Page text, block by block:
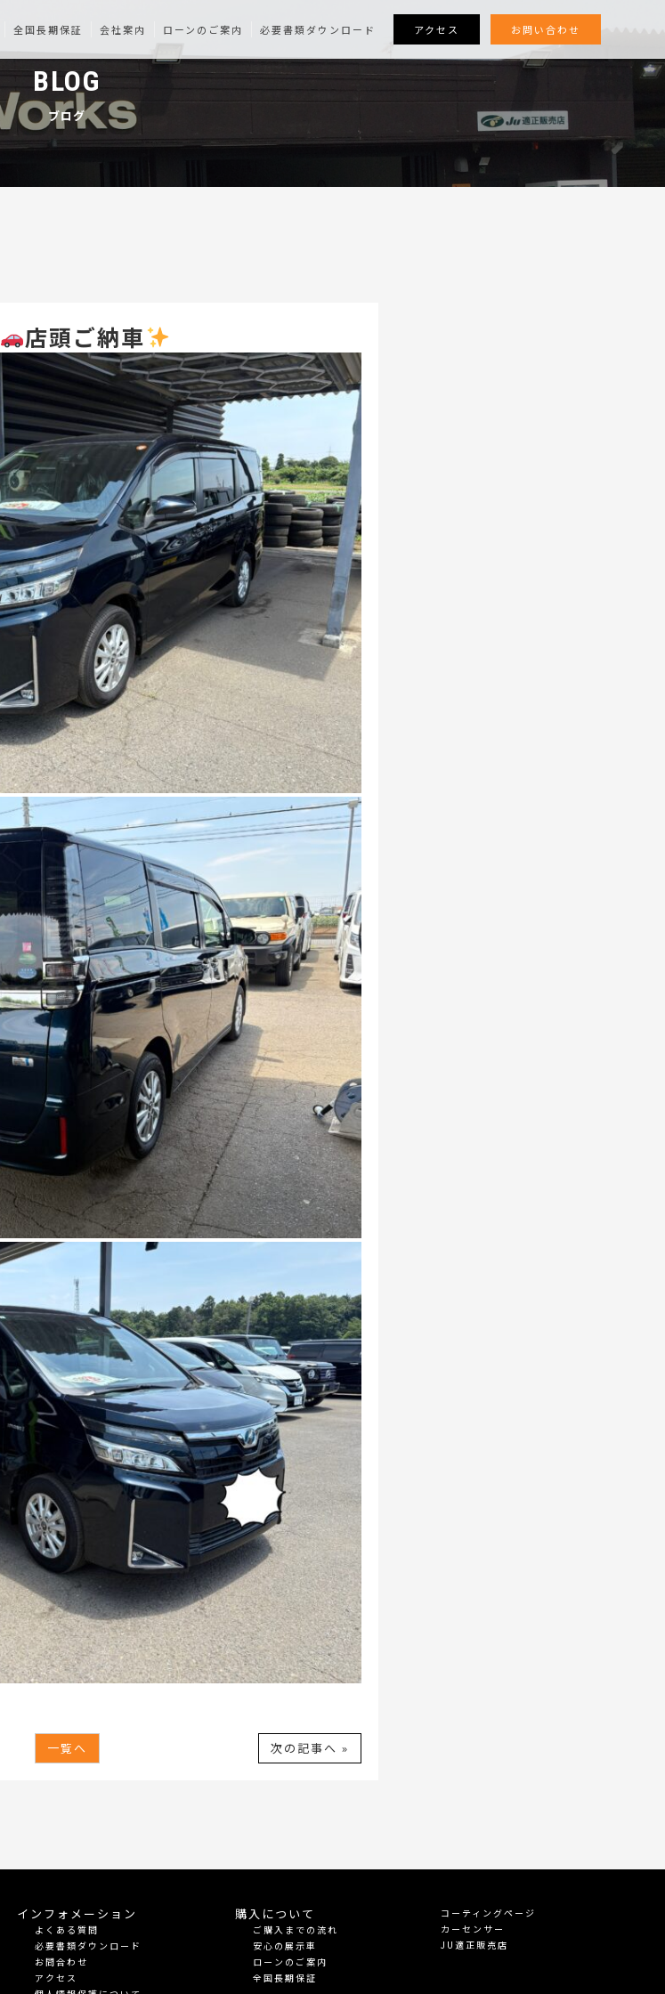
全国長期保証 会社案内 ローンのご案内 必要書類ダウンロード アクセス お問い合わせ
BLOG
ブログ
店頭ご納車
一覧へ 次の記事へ »
インフォメーション
よくある質問
必要書類ダウンロード
お問合わせ
アクセス
購入について
ご購入までの流れ
安心の展示車
ローンのご案内
全国長期保証
コーティングページ
カーセンサー
JU適正販売店